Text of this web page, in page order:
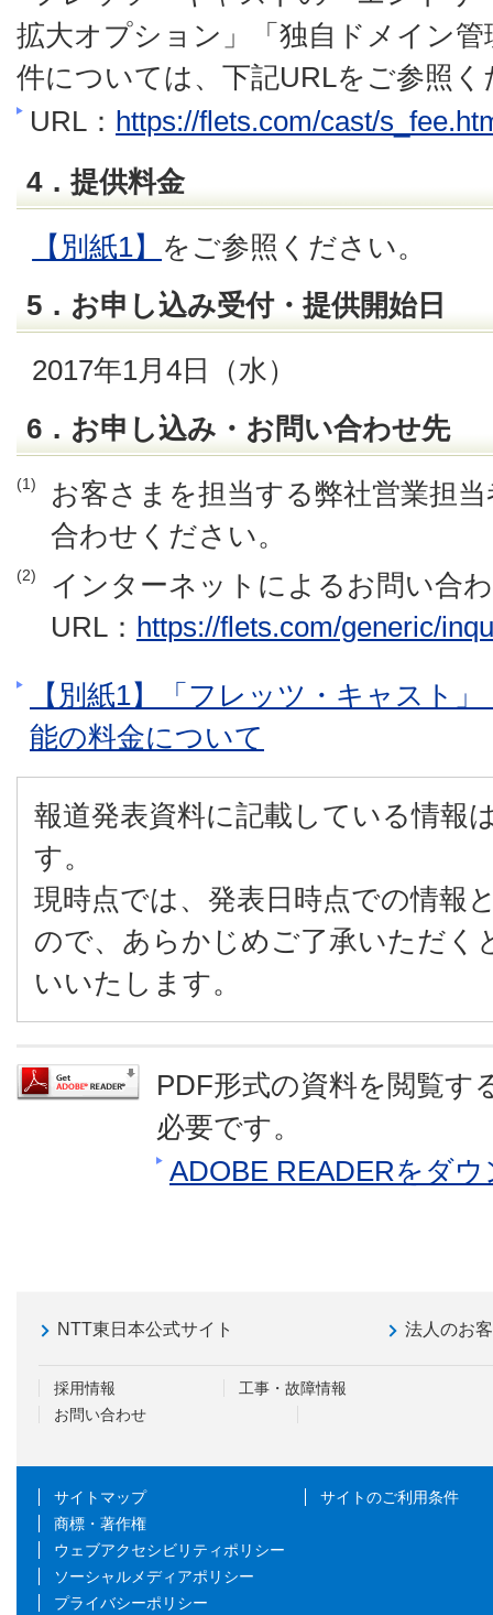
拡大オプション」「独自ドメイン
件については、下記URLをご参照く
URL： https://flets.com/cast/
4．提供料金
【別紙1】
をご参照ください。
5．お申し込み受付・提供開始日
2017年1月4日（水）
6．お申し込み・お問い合わせ先
(1)
お客さまを担当する弊社営業担
合わせください。
(2)
インターネットによるお問い合
URL： https://flets.com/generic/
【別紙1】「フレッツ・キャスト
能の料金について
報道発表資料に記載している情報
す。
現時点では、発表日時点での情報
ので、あらかじめご了承いただく
いいたします。
PDF形式の資料を閲覧す
必要です。
ADOBE READERをダ
NTT東日本公式サイト 法人のお
採用情報
工事・故障情報
お問い合わせ
サイトマップ
サイトのご利用条件
商標・著作権
ウェブアクセシビリティポリシー
ソーシャルメディアポリシー
プライバシーポリシー